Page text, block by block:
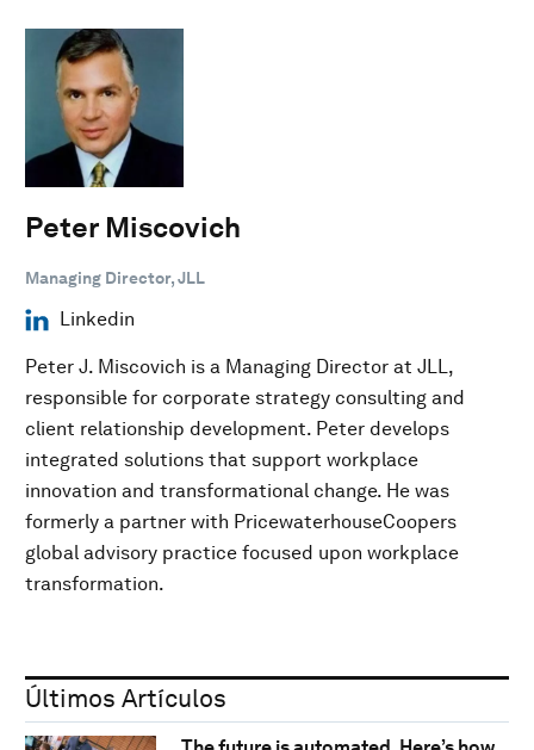
Peter Miscovich
Managing Director, JLL
Linkedin
Peter J. Miscovich is a Managing Director at JLL,
responsible for corporate strategy consulting and
client relationship development. Peter develops
integrated solutions that support workplace
innovation and transformational change. He was
formerly a partner with PricewaterhouseCoopers
global advisory practice focused upon workplace
transformation.
Últimos Artículos